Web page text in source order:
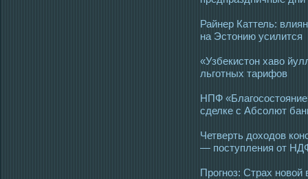
Райнер Каттель:
на Эстонию усилится
«Узбекистон хаво
льготных тарифов
НПФ
сделке с Абсолют
Четверть доходов
— поступления от
Прогноз: Страх новой